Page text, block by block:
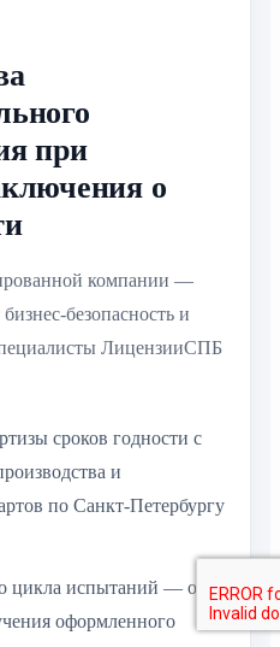
при
о
компании —
безопасность и
ЛицензииСПБ
сроков годности с
и
по Санкт-Петербургу
цикла испытаний — от
оформленного